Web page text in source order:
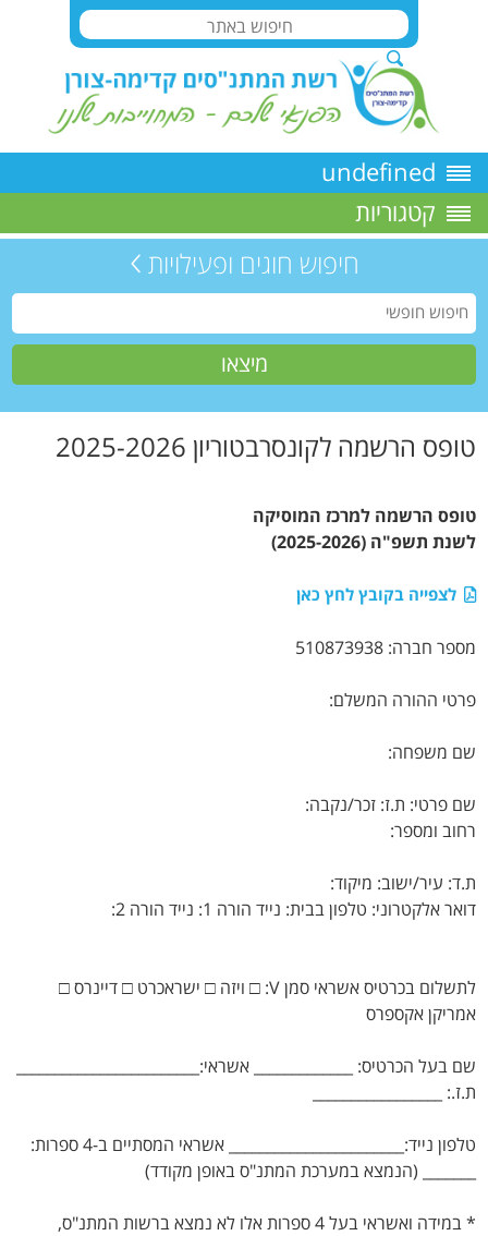
undefined
קטגוריות
חיפוש חוגים ופעילויות
טופס הרשמה לקונסרבטוריון 2025-2026
טופס הרשמה למרכז המוסיקה
לשנת תשפ"ה (2025-2026)
לצפייה בקובץ לחץ כאן
מספר חברה: 510873938
פרטי ההורה המשלם:
שם משפחה:
שם פרטי: ת.ז: זכר/נקבה:
רחוב ומספר:
ת.ד: עיר/ישוב: מיקוד:
דואר אלקטרוני: טלפון בבית: נייד הורה 1: נייד הורה 2:
לתשלום בכרטיס אשראי סמן V: □ ויזה □ ישראכרט □ דיינרס □
אמריקן אקספרס
שם בעל הכרטיס: _____________ אשראי:________________________
ת.ז.: _________________
טלפון נייד:_______________________ אשראי המסתיים ב-4 ספרות:
_______ (הנמצא במערכת המתנ"ס באופן מקודד)
* במידה ואשראי בעל 4 ספרות אלו לא נמצא ברשות המתנ"ס,